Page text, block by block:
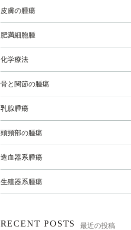
皮膚の腫瘍
肥満細胞腫
化学療法
骨と関節の腫瘍
乳腺腫瘍
頭頸部の腫瘍
造血器系腫瘍
生殖器系腫瘍
RECENT POSTS 最近の投稿